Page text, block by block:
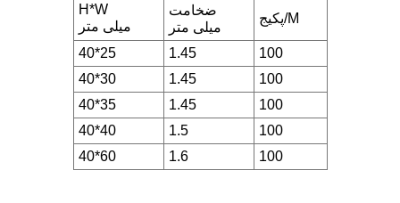
H*W
میلی متر
ضخامت
میلی متر
پکیج/M
40*25 1.45
100
40*30
1.45
100
40*35
1.45
100
40*40
1.5
100
40*60
1.6 100